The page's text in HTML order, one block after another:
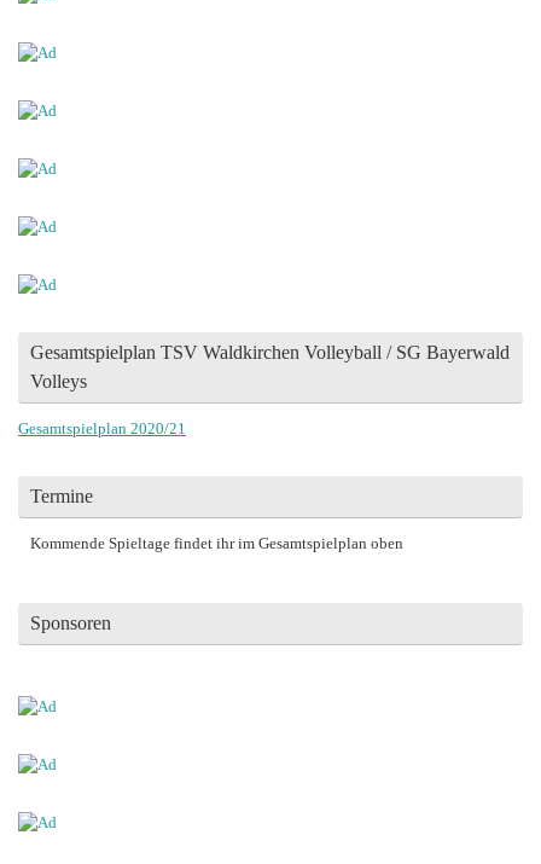
Gesamtspielplan TSV Waldkirchen Volleyball / SG Bayerwald
Volleys
Gesamtspielplan 2020/21
Termine
Kommende Spieltage findet ihr im Gesamtspielplan oben
Sponsoren